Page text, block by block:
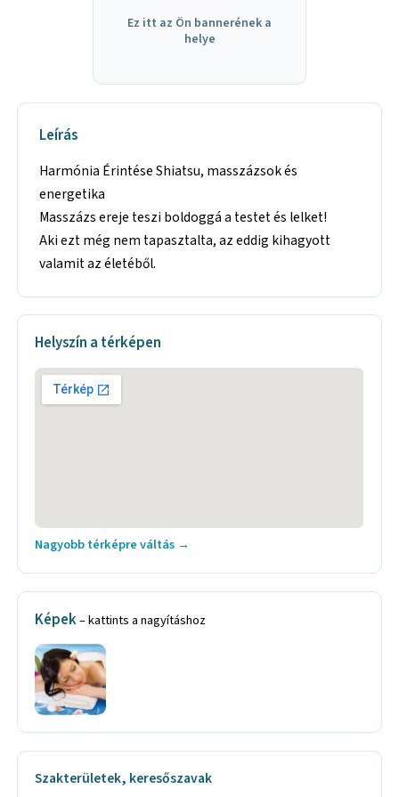
Ez itt az Ön bannerének a
helye
Leírás
Harmónia Érintése Shiatsu, masszázsok és
energetika
Masszázs ereje teszi boldoggá a testet és lelket!
Aki ezt még nem tapasztalta, az eddig kihagyott
valamit az életéből.
Helyszín a térképen
Nagyobb térképre váltás →
Képek– kattints a nagyításhoz
Szakterületek, keresőszavak